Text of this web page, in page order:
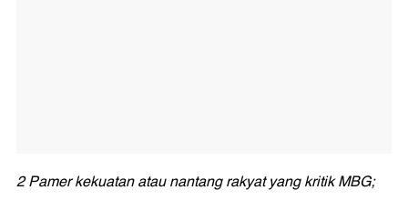
2 Pamer kekuatan atau nantang rakyat yang kritik MBG;